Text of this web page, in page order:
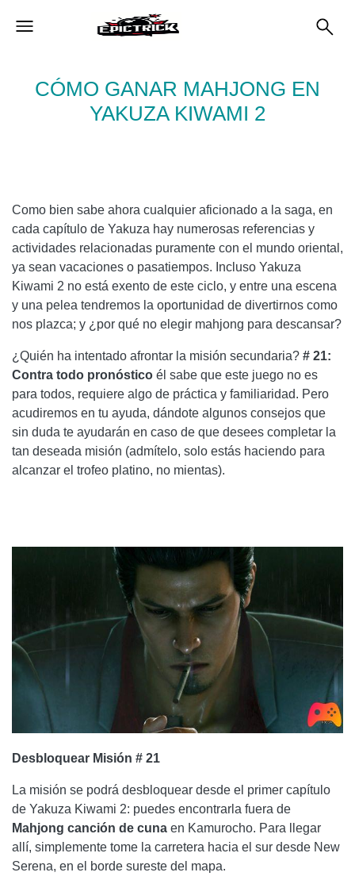
CÓMO GANAR MAHJONG EN
YAKUZA KIWAMI 2
Como bien sabe ahora cualquier aficionado a la saga, en
cada capítulo de Yakuza hay numerosas referencias y
actividades relacionadas puramente con el mundo oriental,
ya sean vacaciones o pasatiempos. Incluso Yakuza
Kiwami 2 no está exento de este ciclo, y entre una escena
y una pelea tendremos la oportunidad de divertirnos como
nos plazca; y ¿por qué no elegir mahjong para descansar?
¿Quién ha intentado afrontar la misión secundaria? # 21:
Contra todo pronóstico él sabe que este juego no es
para todos, requiere algo de práctica y familiaridad. Pero
acudiremos en tu ayuda, dándote algunos consejos que
sin duda te ayudarán en caso de que desees completar la
tan deseada misión (admítelo, solo estás haciendo para
alcanzar el trofeo platino, no mientas).
Desbloquear Misión # 21
La misión se podrá desbloquear desde el primer capítulo
de Yakuza Kiwami 2: puedes encontrarla fuera de
Mahjong canción de cuna en Kamurocho. Para llegar
allí, simplemente tome la carretera hacia el sur desde New
Serena, en el borde sureste del mapa.